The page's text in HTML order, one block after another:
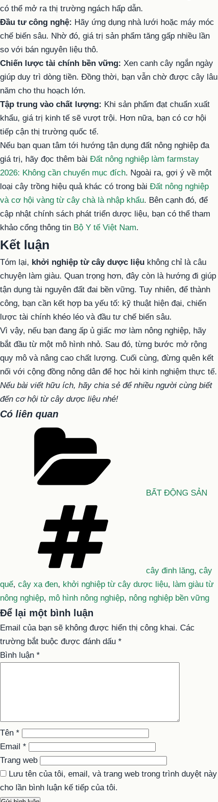
có thể mở ra thị trường ngách hấp dẫn.
Đầu tư công nghệ: Hãy ứng dụng nhà lưới hoặc máy móc
chế biến sâu. Nhờ đó, giá trị sản phẩm tăng gấp nhiều lần
so với bán nguyên liệu thô.
Chiến lược tài chính bền vững: Xen canh cây ngắn ngày
giúp duy trì dòng tiền. Đồng thời, bạn vẫn chờ được cây lâu
năm cho thu hoạch lớn.
Tập trung vào chất lượng: Khi sản phẩm đạt chuẩn xuất
khẩu, giá trị kinh tế sẽ vượt trội. Hơn nữa, bạn có cơ hội
tiếp cận thị trường quốc tế.
Nếu bạn quan tâm tới hướng tận dụng đất nông nghiệp đa
giá trị, hãy đọc thêm bài Đất nông nghiệp làm farmstay
2026: Không cần chuyển mục đích. Ngoài ra, gợi ý về một
loại cây trồng hiệu quả khác có trong bài Đất nông nghiệp
và cơ hội vàng từ cây chà là nhập khẩu. Bên cạnh đó, để
cập nhật chính sách phát triển dược liệu, bạn có thể tham
khảo cổng thông tin Bộ Y tế Việt Nam.
Kết luận
Tóm lại, khởi nghiệp từ cây dược liệu không chỉ là câu
chuyện làm giàu. Quan trọng hơn, đây còn là hướng đi giúp
tận dụng tài nguyên đất đai bền vững. Tuy nhiên, để thành
công, bạn cần kết hợp ba yếu tố: kỹ thuật hiện đại, chiến
lược tài chính khéo léo và đầu tư chế biến sâu.
Vì vậy, nếu bạn đang ấp ủ giấc mơ làm nông nghiệp, hãy
bắt đầu từ một mô hình nhỏ. Sau đó, từng bước mở rộng
quy mô và nâng cao chất lượng. Cuối cùng, đừng quên kết
nối với cộng đồng nông dân để học hỏi kinh nghiệm thực tế.
Nếu bài viết hữu ích, hãy chia sẻ để nhiều người cùng biết
đến cơ hội từ cây dược liệu nhé!
Có liên quan
BẤT ĐỘNG SẢN
cây đinh lăng, cây
quế, cây xạ đen, khởi nghiệp từ cây dược liệu, làm giàu từ
nông nghiệp, mô hình nông nghiệp, nông nghiệp bền vững
Để lại một bình luận
Email của bạn sẽ không được hiển thị công khai. Các
trường bắt buộc được đánh dấu *
Bình luận *
Tên *
Email *
Trang web
Lưu tên của tôi, email, và trang web trong trình duyệt này
cho lần bình luận kế tiếp của tôi.